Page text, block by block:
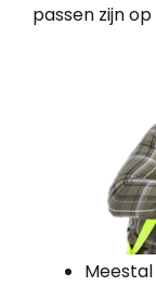
passen zijn op